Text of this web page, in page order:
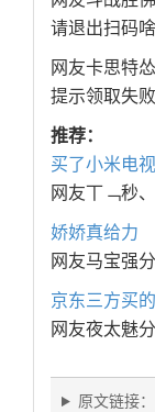
请退出扫码
网友卡思特怂
提示领取失
推荐：
买了小米电
网友丅﹁秒
娇娇真给力
网友马宝强
京东三方买
网友夜太魅
原文链接：